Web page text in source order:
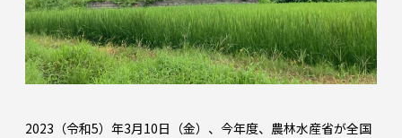
2023（令和5）年3月10日（金）、今年度、農林水産省が全国